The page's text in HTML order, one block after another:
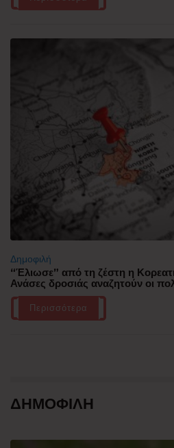
Δημοφιλή
“Έλιωσε” από τη ζέστη η
Ανάσες δροσιάς αναζητούν οι
Περισσότερα
ΔΗΜΟΦΙΛΗ